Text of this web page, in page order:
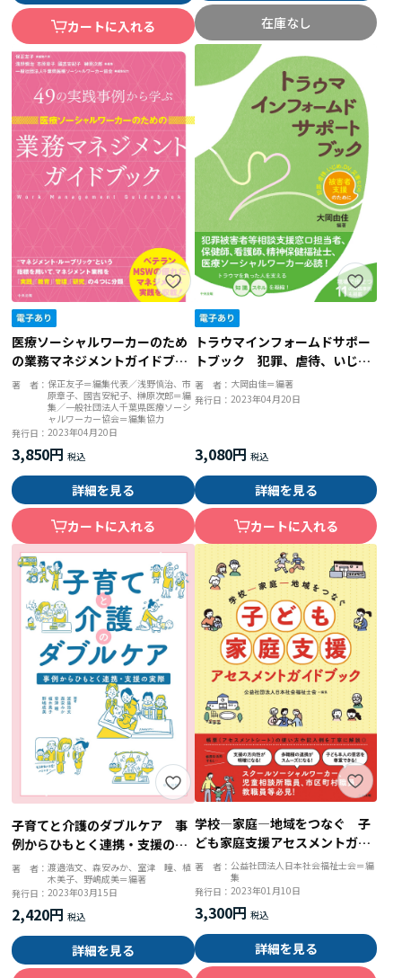
カートに入れる
在庫なし
医療ソーシャルワーカーのため
の業務マネジメントガイドブッ
ク ４９の実践事例から学ぶ
著 者：保正友子＝編集代表／浅野慎治、市
原章子、國吉安紀子、榊原次郎＝編
集／一般社団法人千葉県医療ソーシ
ャルワーカー協会＝編集協力
発行日：2023年04月20日
3,850円
詳細を見る
カートに入れる
トラウマインフォームドサポー
トブック 犯罪、虐待、いじ
め、ＤＶ、災害などの被害者支
援のために
著 者： 大岡由佳＝編著
発行日： 2023年04月20日
3,080円
詳細を見る
カートに入れる
子育てと介護のダブルケア 事
例からひもとく連携・支援の実
際
著 者：渡邉浩文、森安みか、室津 瞳、植
木美子、野嶋成美＝編著
発行日：2023年03月15日
2,420円
詳細を見る
学校―家庭―地域をつなぐ 子
ども家庭支援アセスメントガイ
ドブック
著 者： 公益社団法人日本社会福祉士会＝編
集
発行日： 2023年01月10日
3,300円
詳細を見る